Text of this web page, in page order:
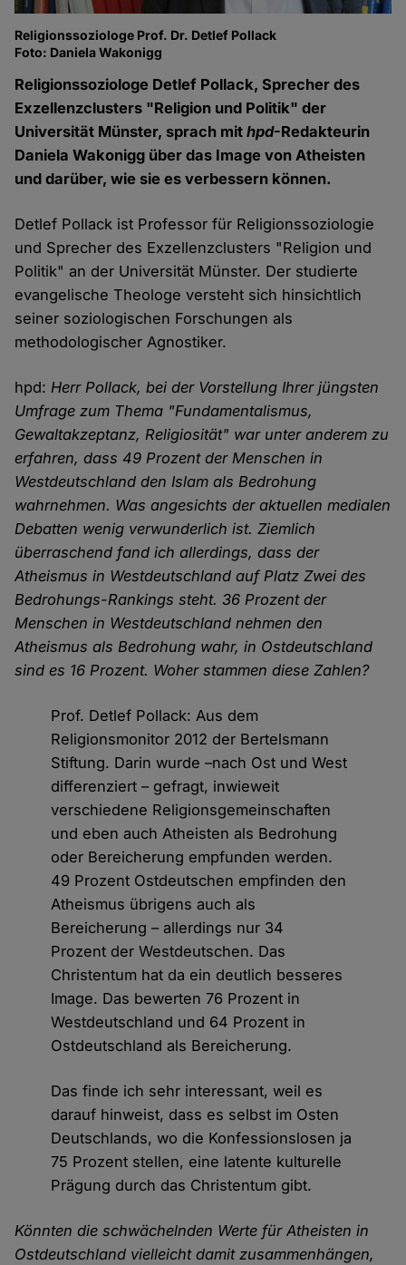
Religionssoziologe Prof. Dr. Detlef Pollack
Foto: Daniela Wakonigg
Religionssoziologe Detlef Pollack, Sprecher des
Exzellenzclusters "Religion und Politik" der
Universität Münster, sprach mithpd-Redakteurin
Daniela Wakonigg über das Image von Atheisten
und darüber, wie sie es verbessern können.
Detlef Pollack ist Professor für Religionssoziologie
und Sprecher des Exzellenzclusters "Religion und
Politik" an der Universität Münster. Der studierte
evangelische Theologe versteht sich hinsichtlich
seiner soziologischen Forschungen als
methodologischer Agnostiker.
hpd:Herr Pollack, bei der Vorstellung Ihrer jüngsten
Umfrage zum Thema "Fundamentalismus,
Gewaltakzeptanz, Religiosität" war unter anderem zu
erfahren, dass 49 Prozent der Menschen in
Westdeutschland den Islam als Bedrohung
wahrnehmen. Was angesichts der aktuellen medialen
Debatten wenig verwunderlich ist. Ziemlich
überraschend fand ich allerdings, dass der
Atheismus in Westdeutschland auf Platz Zwei des
Bedrohungs-Rankings steht. 36 Prozent der
Menschen in Westdeutschland nehmen den
Atheismus als Bedrohung wahr, in Ostdeutschland
sind es 16 Prozent. Woher stammen diese Zahlen?
Prof. Detlef Pollack: Aus dem
Religionsmonitor 2012 der Bertelsmann
Stiftung. Darin wurde –nach Ost und West
differenziert – gefragt, inwieweit
verschiedene Religionsgemeinschaften
und eben auch Atheisten als Bedrohung
oder Bereicherung empfunden werden.
49 Prozent Ostdeutschen empfinden den
Atheismus übrigens auch als
Bereicherung – allerdings nur 34
Prozent der Westdeutschen. Das
Christentum hat da ein deutlich besseres
Image. Das bewerten 76 Prozent in
Westdeutschland und 64 Prozent in
Ostdeutschland als Bereicherung.
Das finde ich sehr interessant, weil es
darauf hinweist, dass es selbst im Osten
Deutschlands, wo die Konfessionslosen ja
75 Prozent stellen, eine latente kulturelle
Prägung durch das Christentum gibt.
Könnten die schwächelnden Werte für Atheisten in
Ostdeutschland vielleicht damit zusammenhängen,